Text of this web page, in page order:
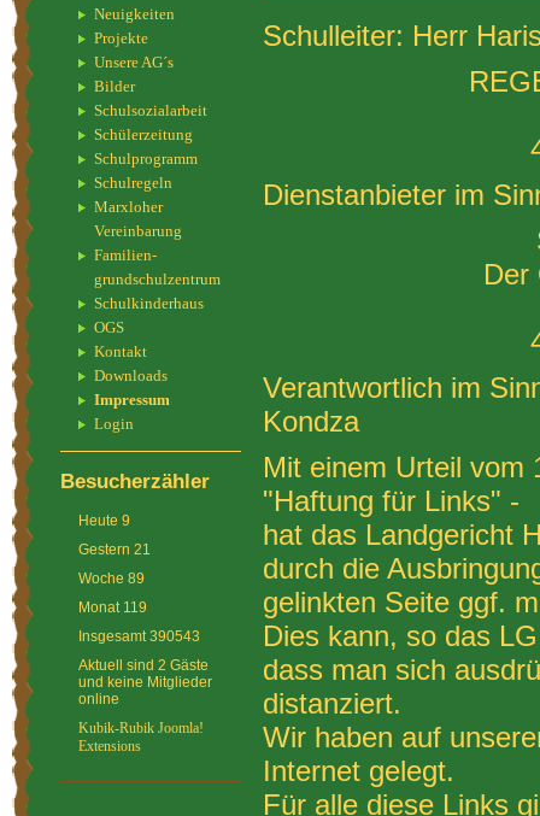
Neuigkeiten
Projekte
Unsere AG´s
Bilder
Schulsozialarbeit
Schülerzeitung
Schulprogramm
Schulregeln
Marxloher
Vereinbarung
Familien-
grundschulzentrum
Schulkinderhaus
OGS
Kontakt
Downloads
Impressum
Login
Besucherzähler
Heute 9
Gestern 21
Woche 89
Monat 119
Insgesamt390543
Aktuell sind 2 Gäste
und keine Mitglieder
online
Kubik-Rubik Joomla!
Extensions
Schulleiter: Herr
Dienstanbieter im
Der
Verantwortlich im
Kondza
Mit einem Urteil vom
"Haftung für Links" -
hat das Landgericht
durch die
gelinkten Seite ggf.
Dies kann, so das
dass man sich
distanziert.
Wir haben auf
Internet gelegt.
Für alle diese Links